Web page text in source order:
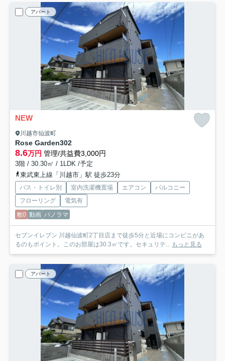
アパート
NEW
川越市仙波町
Rose Garden302
8.6万円 管理/共益費3,000円
3階 / 30.30㎡ / 1LDK /予定
東武東上線「川越市」駅 徒歩23分
バス・トイレ別 室内洗濯機置場 エアコン
バルコニー
フローリング
電気有
敷0 動画 パノラマ
セブンイレブン 川越仙波町2丁目店まで徒歩5分と近場にコンビニがあ
るのもポイント。このお部屋は30.3㎡です。セキュリテ... もっと見る
アパート